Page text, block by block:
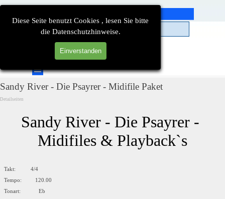
Diese Seite benutzt Cookies , lesen Sie bitte
die Datenschutzhinweise.
Einverstanden
Direkt zum Seiteninhalt
Menü überspringen
Sandy River - Die Psayrer - Midifile Paket
Detailseiten
Sandy River - Die Psayrer -
Midifiles & Playback`s
Takt: 4/4
Tempo: 120.00
Tonart: Eb